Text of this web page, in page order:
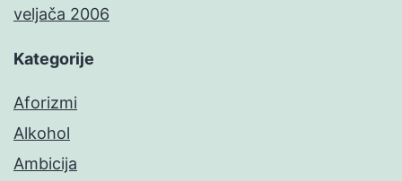
veljača 2006
Kategorije
Aforizmi
Alkohol
Ambicija